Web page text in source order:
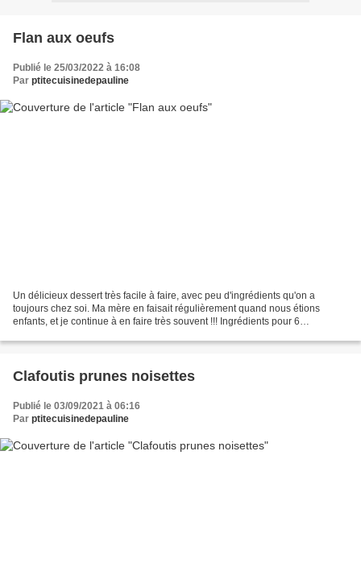
Flan aux oeufs
Publié le 25/03/2022 à 16:08
Par ptitecuisinedepauline
Un délicieux dessert très facile à faire, avec peu d'ingrédients qu'on a
toujours chez soi. Ma mère en faisait régulièrement quand nous étions
enfants, et je continue à en faire très souvent !!! Ingrédients pour 6
Clafoutis prunes noisettes
Publié le 03/09/2021 à 06:16
Par ptitecuisinedepauline